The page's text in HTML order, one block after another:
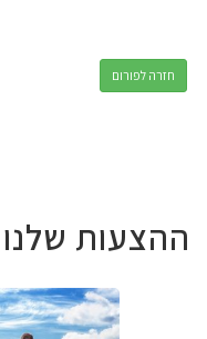
חזרה לפורום
ההצעות שלנו